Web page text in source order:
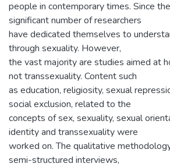
people in contemporary times. Since
significant number of researchers
have dedicated themselves to
through sexuality. However,
the vast majority are studies aimed at
not transsexuality. Content such
as education, religiosity, sexual
social exclusion, related to the
concepts of sex, sexuality, sexual
identity and transsexuality were
worked on. The qualitative
semi-structured interviews,